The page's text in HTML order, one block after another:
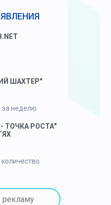
ШАХТЕР"
за неделю
- ТОЧКА РОСТА"
рекламу